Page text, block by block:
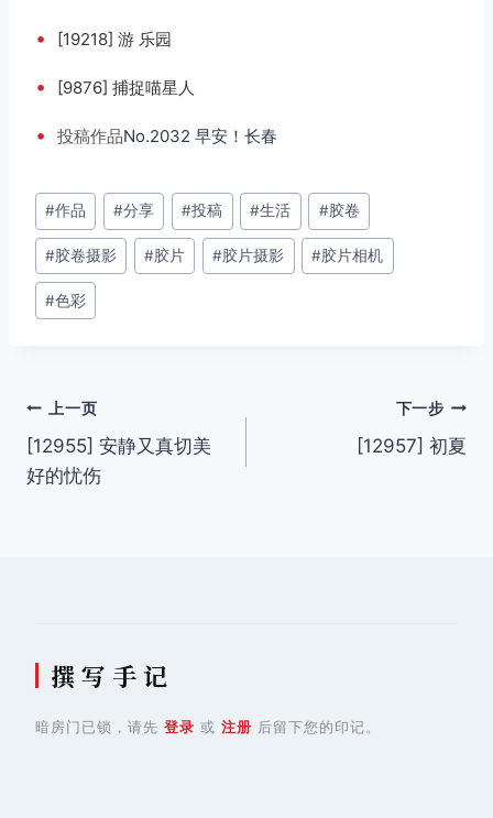
• [19218] 游 乐园
• [9876] 捕捉喵星人
• 投稿作品No.2032 早安！长春
文
章
标
签：
#作品 #分享 #投稿 #生活 #胶卷
#胶卷摄影 #胶片 #胶片摄影 #胶片相机
#色彩
文
章
上一页
[12955] 安静又真切美
好的忧伤
下一步
[12957] 初夏
撰 写 手 记
暗房门已锁，请先 登录 或 注册 后留下您的印记。